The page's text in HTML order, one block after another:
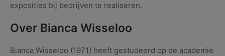
exposities bij bedrijven te realiseren.
Over Bianca Wisseloo
Bianca Wisseloo (1971) heeft gestudeerd op de academie